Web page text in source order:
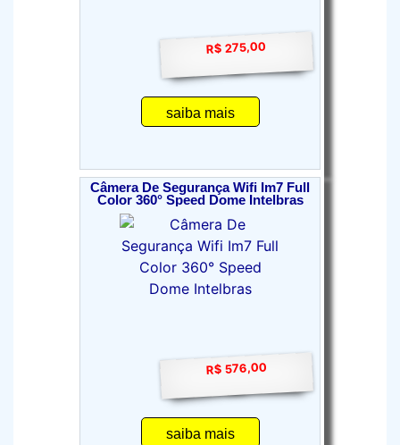
R$ 275,00
saiba mais
Câmera De Segurança Wifi Im7 Full
Color 360° Speed Dome Intelbras
R$ 576,00
saiba mais